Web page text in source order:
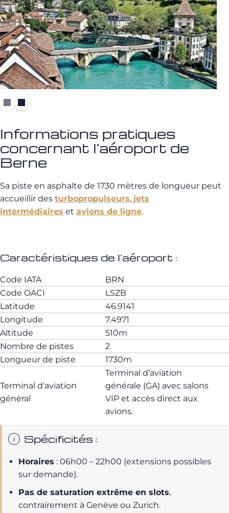
Informations pratiques
concernant l'aéroport de
Berne
Sa piste en asphalte de 1730 mètres de longueur peut
accueillir des turbopropulseurs, jets
intermédiaires et avions de ligne.
Caractéristiques de l'aéroport :
Code IATA
BRN
Code OACI
LSZB
Latitude
46.9141
Longitude
7.4971
Altitude
510m
Nombre de pistes
2
Longueur de piste
1730m
Terminal d'aviation
général
Terminal d’aviation
générale (GA) avec salons
VIP et accès direct aux
avions.
Spécificités :
Horaires : 06h00 – 22h00 (extensions possibles
sur demande).
Pas de saturation extrême en slots,
contrairement à Genève ou Zurich.